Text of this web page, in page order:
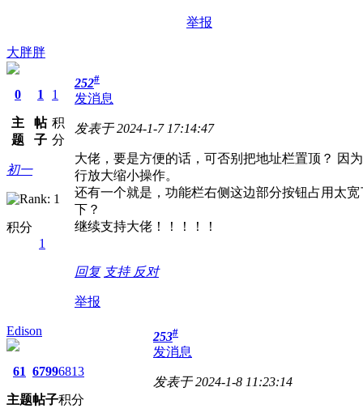
举报
大胖胖
0
主
题
1
帖
子
1
积
分
初一
积分
1
252#
发消息
发表于 2024-1-7 17:14:47
大佬，要是方便的话，可否别把地址栏置顶？ 因
行放大缩小操作。
还有一个就是，功能栏右侧这边部分按钮占用太
下？
继续支持大佬！！！！！
回复 支持 反对
举报
Edison
61
主题
6799
帖子
6813
积分
253#
发消息
发表于 2024-1-8 11:23:14